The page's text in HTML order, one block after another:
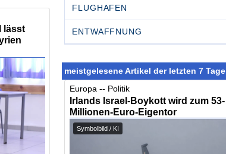
lässt
FLUGHAFEN
ENTWAFFNUNG
meistgelesene Artikel der letzten 7 Tage
Europa -- Politik
Irlands Israel-Boykott wird zum 53-
Millionen-Euro-Eigentor
Symbolbild / KI